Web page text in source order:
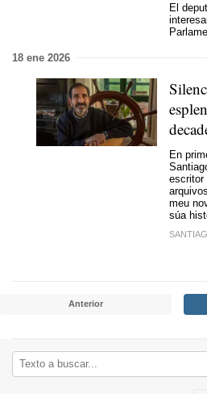
El
18 ene 2026
En
escritor
meu
súa
Anterior